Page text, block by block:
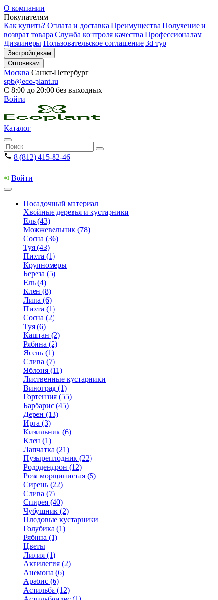
О компании
Покупателям
Как купить? Оплата и доставка Преимущества Получение и
возврат товара Служба контроля качества Профессионалам
Дизайнеры Пользовательское соглашение 3d тур
Застройщикам
Оптовикам
Москва Санкт-Петербург
spb@eco-plant.ru
С 8:00 до 20:00 без выходных
Войти
Каталог
8 (812) 415-82-46
Войти
Посадочный материал
Хвойные деревья и кустарники
Ель (43)
Можжевельник (78)
Сосна (36)
Туя (43)
Пихта (1)
Крупномеры
Береза (5)
Ель (4)
Клен (8)
Липа (6)
Пихта (1)
Сосна (2)
Туя (6)
Каштан (2)
Рябина (2)
Ясень (1)
Слива (7)
Яблоня (11)
Лиственные кустарники
Виноград (1)
Гортензия (55)
Барбарис (45)
Дерен (13)
Ирга (3)
Кизильник (6)
Клен (1)
Лапчатка (21)
Пузыреплодник (22)
Рододендрон (12)
Роза морщинистая (5)
Сирень (22)
Слива (7)
Спирея (40)
Чубушник (2)
Плодовые кустарники
Голубика (1)
Рябина (1)
Цветы
Лилия (1)
Аквилегия (2)
Анемона (6)
Арабис (6)
Астильба (12)